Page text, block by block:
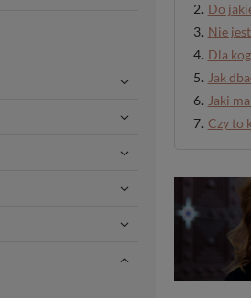
Do
Nie
Dla
Jak
Jaki
Czy to